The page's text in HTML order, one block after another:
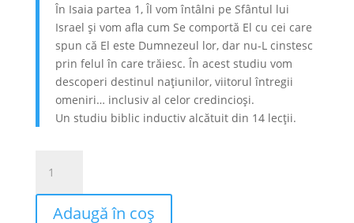
În Isaia partea 1, Îl vom întâlni pe Sfântul lui
Israel și vom afla cum Se comportă El cu cei care
spun că El este Dumnezeul lor, dar nu-L cinstesc
prin felul în care trăiesc. În acest studiu vom
descoperi destinul naţiunilor, viitorul întregii
omeniri… inclusiv al celor credincioși.
Un studiu biblic inductiv alcătuit din 14 lecţii.
Isaia:
partea
Adaugă în coș